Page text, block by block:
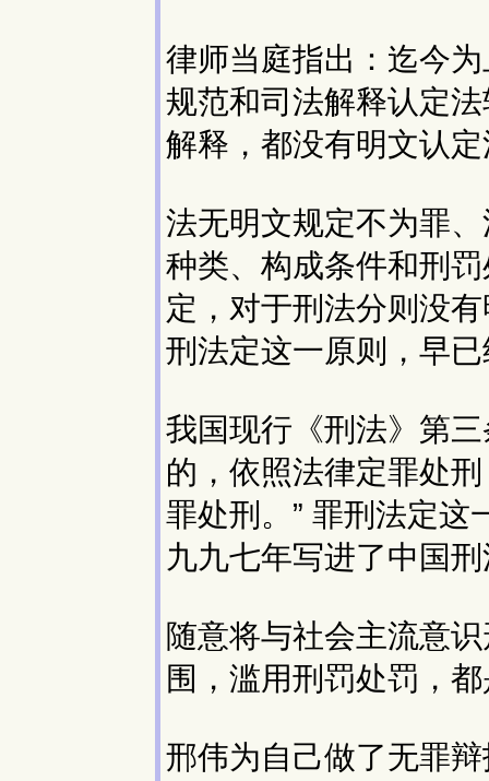
律师当庭指出：迄今
规范和司法解释认定
解释，都没有明文认
法无明文规定不为罪
种类、构成条件和刑
定，对于刑法分则没
刑法定这一原则，早
我国现行《刑法》第
的，依照法律定罪处
罪处刑。” 罪刑法定这
九九七年写进了中国
随意将与社会主流意
围，滥用刑罚处罚，
邢伟为自己做了无罪